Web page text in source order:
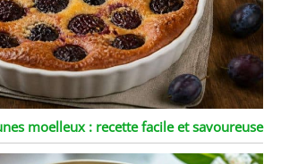
moelleux : recette facile et savoureuse